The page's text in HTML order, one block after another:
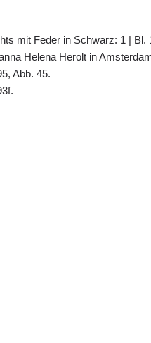
mit Feder in Schwarz: 1 | Bl.
Helena Herolt in
Abb. 45.